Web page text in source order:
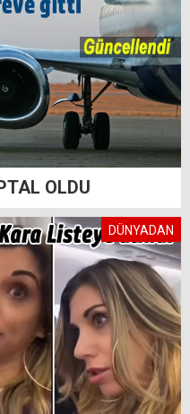
OLDU
DÜNYADAN